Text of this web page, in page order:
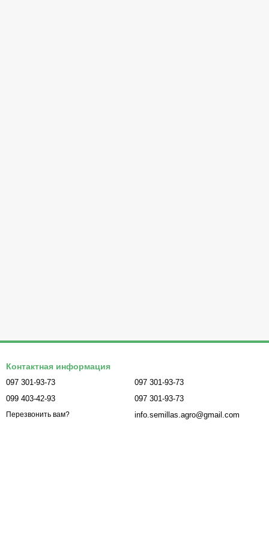
Контактная информация
097 301-93-73
099 403-42-93
Перезвонить вам?
097 301-93-73
097 301-93-73
info.semillas.agro@gmail.com